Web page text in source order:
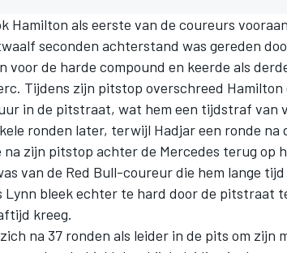
Hamilton als eerste van de coureurs
seconden achterstand was gereden
voor de harde compound en keerde als
Tijdens zijn pitstop overschreed
in de pitstraat, wat hem een tijdstraf van
ronden later, terwijl Hadjar een ronde na
na zijn pitstop achter de Mercedes terug op
van de Red Bull-coureur die hem lange
Lynn bleek echter te hard door de pitstraat
kreeg.
na 37 ronden als leider in de pits om zijn